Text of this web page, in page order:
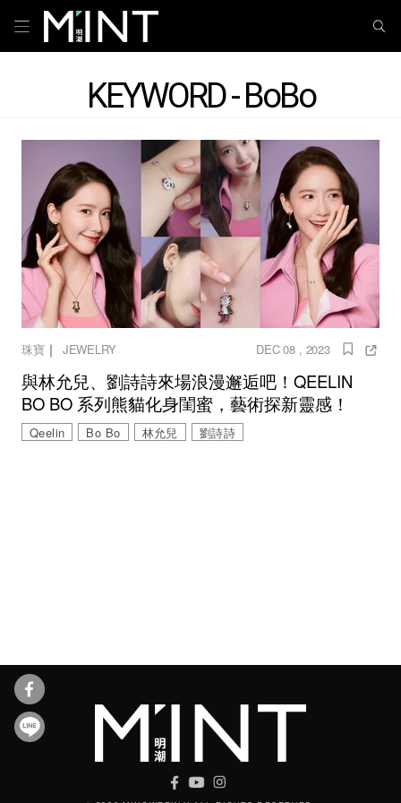
KEYWORD - BoBo
珠寶｜ JEWELRY DEC 08 , 2023
與林允兒、劉詩詩來場浪漫邂逅吧！QEELIN
BO BO 系列熊貓化身閨蜜，藝術探新靈感！
Qeelin Bo Bo 林允兒 劉詩詩